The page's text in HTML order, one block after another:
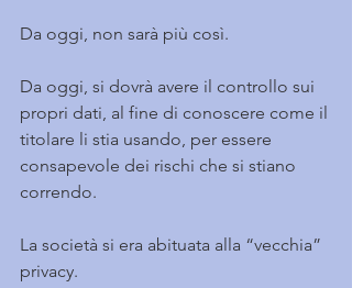
Da oggi, non sarà più così.
Da oggi, si dovrà avere il controllo sui
propri dati, al fine di conoscere come il
titolare li stia usando, per essere
consapevole dei rischi che si stiano
correndo.
La società si era abituata alla “vecchia”
privacy.